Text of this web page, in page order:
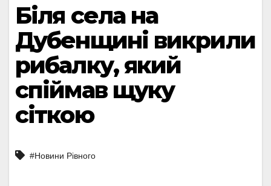
Біля села на
Дубенщині викрили
рибалку, який
спіймав щуку
сіткою
#Новини Рівного